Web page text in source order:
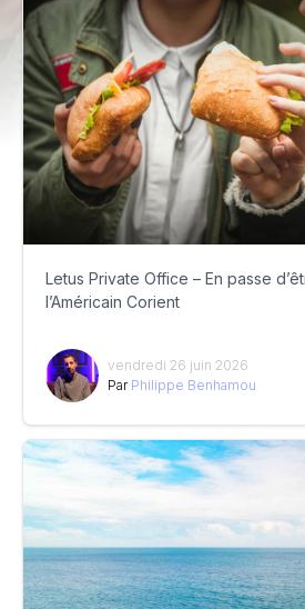
Letus Private Office – En passe
l’Américain Corient
vendredi 26 juin 2026
Par Philippe Benhamou